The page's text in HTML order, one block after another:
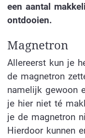
een aantal
ontdooien.
Magnetron
Allereerst kun je
de magnetron
namelijk gewoon
je hier niet té
je de magnetron
Hierdoor kunnen